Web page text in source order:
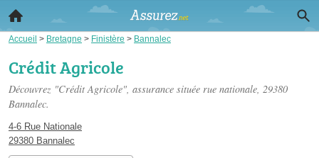
Accueil > Bretagne > Finistère > Bannalec
Crédit Agricole
Découvrez "Crédit Agricole", assurance située rue nationale, 29380
Bannalec.
4-6 Rue Nationale
29380 Bannalec